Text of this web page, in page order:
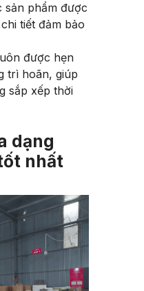
sản phẩm được
tiết đảm bảo
được hẹn
trì hoãn, giúp
sắp xếp thời
dạng
nhất